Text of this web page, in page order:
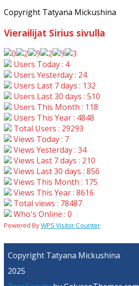
Copyright Tatyana Mickushina
Vierailijat Sirius sivulla
Users Today : 4
Users Yesterday : 24
Users Last 7 days : 132
Users Last 30 days : 510
Users This Month : 118
Users This Year : 4848
Total Users : 29293
Views Today : 7
Views Yesterday : 34
Views Last 7 days : 210
Views Last 30 days : 856
Views This Month : 175
Views This Year : 8616
Total views : 78487
Who's Online : 0
Powered ByWPS Visitor Counter
Copyright Tatyana Mickushina
2025